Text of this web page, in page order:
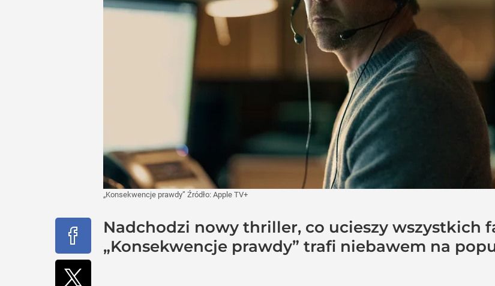
„Konsekwencje prawdy” Źródło: Apple TV+
Nadchodzi nowy thriller, co ucieszy wszystkich
„Konsekwencje prawdy” trafi niebawem na